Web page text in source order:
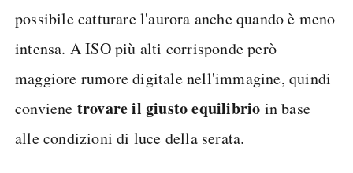
possibile catturare l'aurora anche quando è meno
intensa. A ISO più alti corrisponde però
maggiore rumore digitale nell'immagine, quindi
conviene trovare il giusto equilibrio in base
alle condizioni di luce della serata.